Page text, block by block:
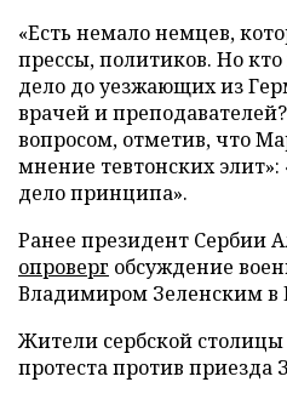
«Есть немало немцев,
прессы, политиков. Но
дело до уезжающих из
врачей и
вопросом, отметив, что
мнение тевтонских элит»:
дело принципа».
Ранее президент Сербии
опроверг обсуждение
Владимиром Зеленским в
Жители сербской столицы
протеста против приезда